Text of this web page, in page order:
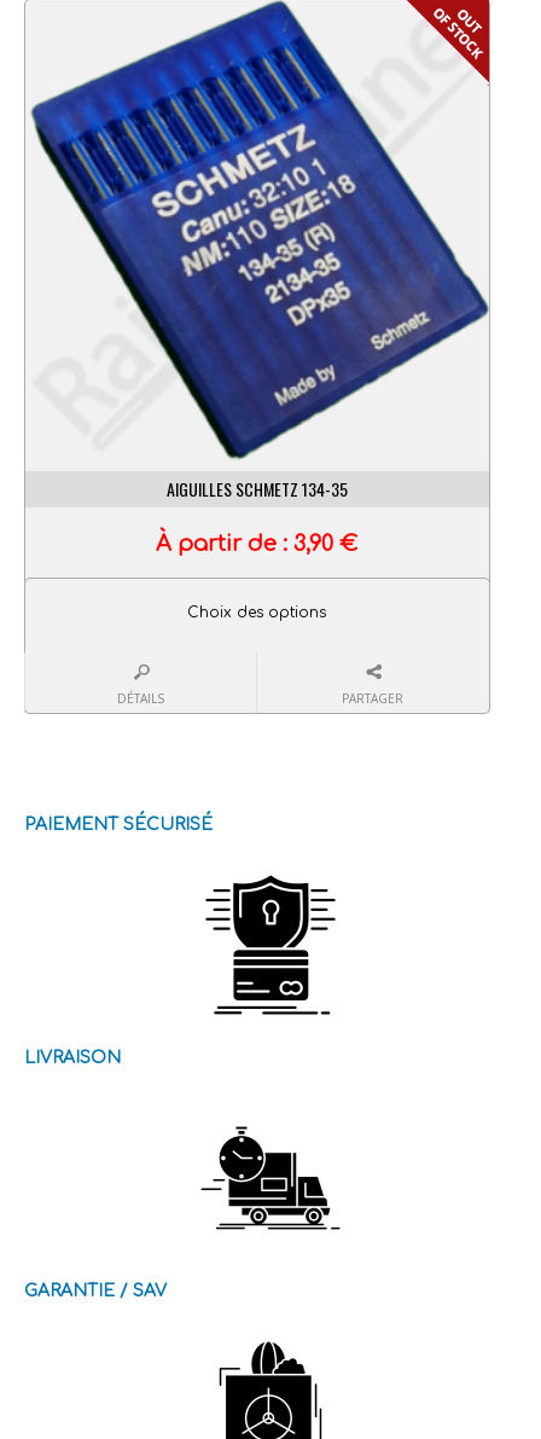
AIGUILLES SCHMETZ 134-35
À partir de :3,90€
Choix des options
DÉTAILS PARTAGER
PAIEMENT SÉCURISÉ
LIVRAISON
GARANTIE / SAV